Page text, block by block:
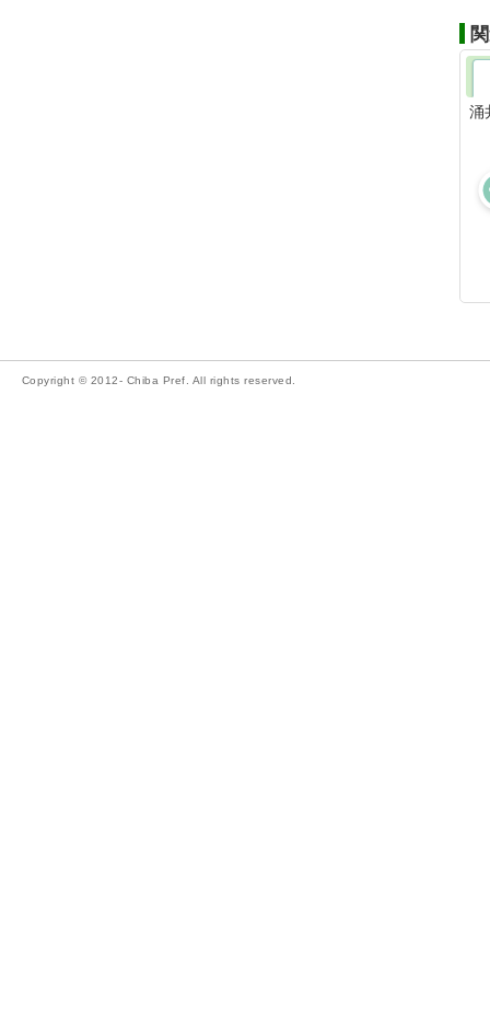
涌
Copyright © 2012- Chiba Pref. All rights reserved.